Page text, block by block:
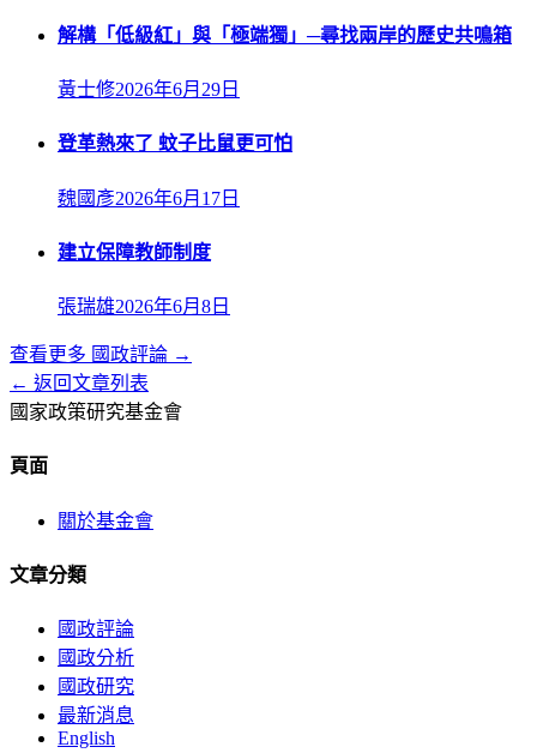
解構「低級紅」與「極端獨」─尋找兩岸的歷史共鳴箱
黃士修2026年6月29日
登革熱來了 蚊子比鼠更可怕
魏國彥2026年6月17日
建立保障教師制度
張瑞雄2026年6月8日
查看更多 國政評論 →
← 返回文章列表
國家政策研究基金會
頁面
關於基金會
文章分類
國政評論
國政分析
國政研究
最新消息
English